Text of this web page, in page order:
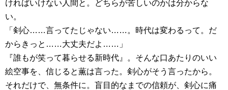
ければいけない人間と。どちらが苦しいのかは分からな
い。
「剣心……言ってたじゃない……。時代は変わるって。だ
からきっと……大丈夫だよ……」
『誰もが笑って暮らせる新時代』。そんな口あたりのいい
絵空事を、信じると薫は言った。剣心がそう言ったから。
それだけで、無条件に。盲目的なまでの信頼が、剣心に痛